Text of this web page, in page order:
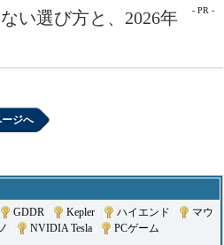
- PR -
い選び方と、2026年
ジへ
GDDR Kepler ハイエンド
マウ
NVIDIA Tesla PCゲーム